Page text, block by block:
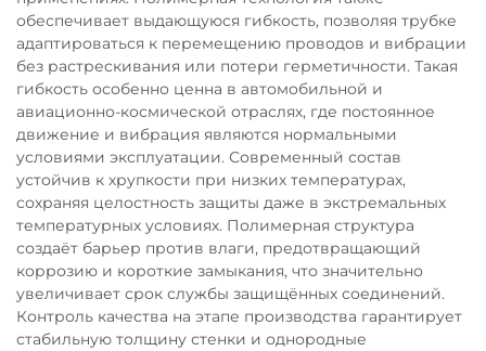
обеспечивает выдающуюся гибкость, позволяя трубке
адаптироваться к перемещению проводов и вибрации
без растрескивания или потери герметичности. Такая
гибкость особенно ценна в автомобильной и
авиационно-космической отраслях, где постоянное
движение и вибрация являются нормальными
условиями эксплуатации. Современный состав
устойчив к хрупкости при низких температурах,
сохраняя целостность защиты даже в экстремальных
температурных условиях. Полимерная структура
создаёт барьер против влаги, предотвращающий
коррозию и короткие замыкания, что значительно
увеличивает срок службы защищённых соединений.
Контроль качества на этапе производства гарантирует
стабильную толщину стенки и однородные